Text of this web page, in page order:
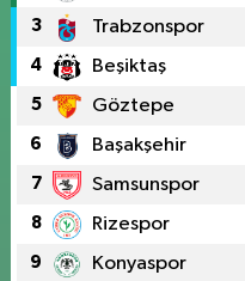
3 Trabzonspor
4 Beşiktaş
5 Göztepe
6 Başakşehir
7 Samsunspor
8 Rizespor
9 Konyaspor